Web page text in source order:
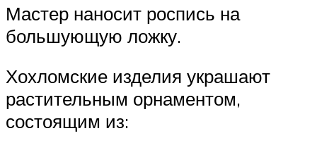
Мастер наносит роспись на
большующую ложку.
Хохломские изделия украшают
растительным орнаментом,
состоящим из: